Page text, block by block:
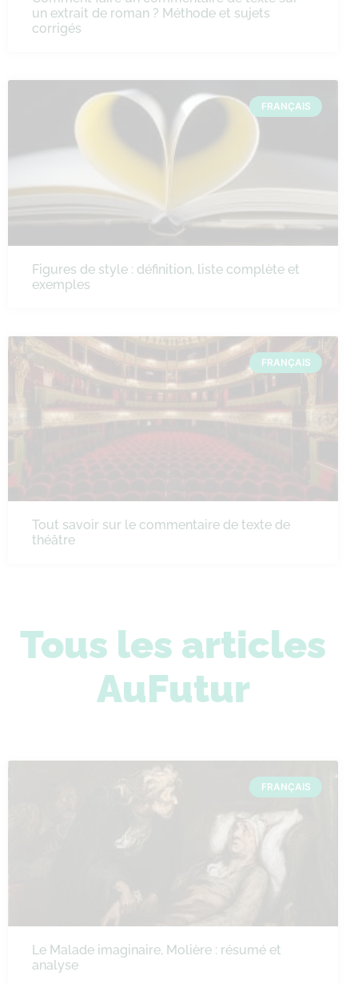
un extrait de roman ? Méthode et sujets
corrigés
FRANÇAIS
Figures de style : définition, liste complète et
exemples
FRANÇAIS
Tout savoir sur le commentaire de texte de
théâtre
Tous les articles
AuFutur
FRANÇAIS
Le Malade imaginaire, Molière : résumé et
analyse